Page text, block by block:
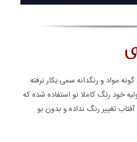
مواد و رنگدانه سمی بکار نرفته
خود رنگ کاملا نو استفاده شده که
تغییر رنگ نداده و بدون بو